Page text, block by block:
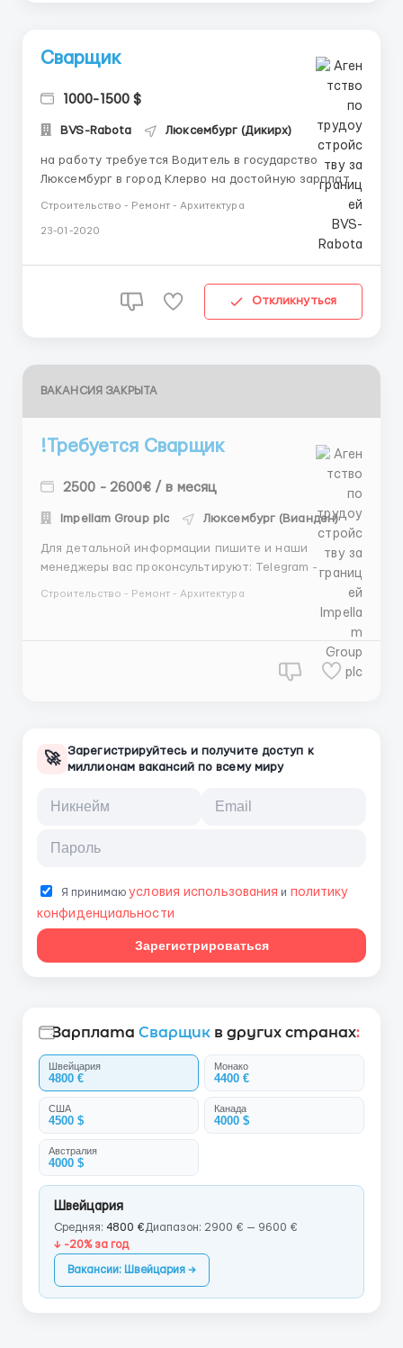
Сварщик
1000-1500 $
BVS-Rabota Люксембург (Дикирх)
на работу требуется Водитель в государство
Люксембург в город Клерво на достойную зарплату
желанием работать работник не нужен - немецкий
язык опыт не обязателен Какие условия: 5 рабочих
Строительство - Ремонт - Архитектура
23-01-2020
Откликнуться
ВАКАНСИЯ ЗАКРЫТА
!Требуется Сварщик
2500 - 2600€ / в месяц
Impellam Group plc Люксембург (Вианден)
Для детальной информации пишите и наши
менеджеры вас проконсультируют: Telegram -
Проверенное агентство по трудоустройству за
Строительство - Ремонт - Архитектура
🚀 Зарегистрируйтесь и получите доступ к
миллионам вакансий по всему миру
Я принимаюусловия использования и политику
конфиденциальности
Зарегистрироваться
Зарплата Сварщик в других странах:
Швейцария
4800 €
Монако
4400 €
США
4500 $
Канада
4000 $
Австралия
4000 $
Швейцария
Средняя: 4800 € Диапазон: 2900 € — 9600 €
↓ -20% за год
Вакансии: Швейцария →